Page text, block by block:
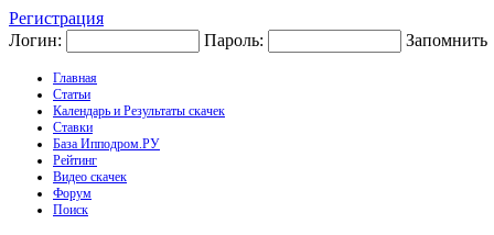
Регистрация
Логин:
Пароль: Запомнить
Главная
Статьи
Календарь и Результаты скачек
Ставки
База Ипподром.РУ
Рейтинг
Видео скачек
Форум
Поиск